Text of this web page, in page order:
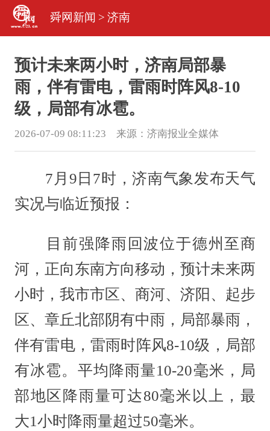
舜网新闻 > 济南
预计未来两小时，济南局部暴
雨，伴有雷电，雷雨时阵风8-10
级，局部有冰雹。
2026-07-09 08:11:23 来源： 济南报业全媒体
7月9日7时，济南气象发布天气
实况与临近预报：
目前强降雨回波位于德州至商
河，正向东南方向移动，预计未来两
小时，我市市区、商河、济阳、起步
区、章丘北部阴有中雨，局部暴雨，
伴有雷电，雷雨时阵风8-10级，局部
有冰雹。平均降雨量10-20毫米，局
部地区降雨量可达80毫米以上，最
大1小时降雨量超过50毫米。